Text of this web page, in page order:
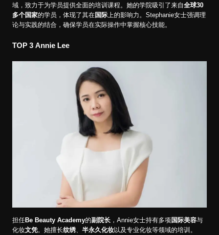
域，致力于为学员提供全面的培训课程。她的学院吸引了来自全球30
多个国家的学员，体现了其在国际上的影响力。Stephanie女士强调理
论与实践的结合，确保学员在实际操作中掌握核心技能。
TOP 3 Annie Lee
担任Be Beauty Academy的副院长 ，Annie女士持有多项国际美容与
化妆文凭。她擅长纹绣 半永久化妆以及专业化妆等领域的培训。